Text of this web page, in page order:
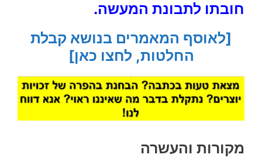
חובתו לתבונת המעשה.
[לאוסף המאמרים בנושא קבלת
החלטות, לחצו כאן]
מקורות והעשרה